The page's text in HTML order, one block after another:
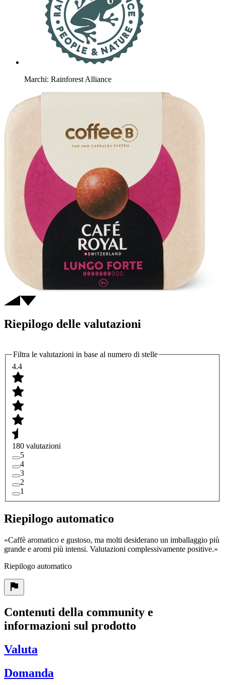
Marchi: Rainforest Alliance
Riepilogo delle valutazioni
Filtra le valutazioni in base al numero di stelle
4.4
180 valutazioni
5
4
3
2
1
Riepilogo automatico
«Caffè aromatico e gustoso, ma molti desiderano un imballaggio più
grande e aromi più intensi. Valutazioni complessivamente positive.»
Riepilogo automatico
Contenuti della community e
informazioni sul prodotto
Valuta
Domanda